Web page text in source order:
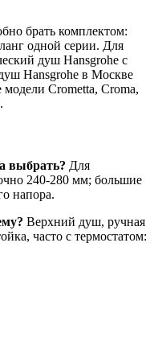
брать комплектом:
одной серии. Для
душ Hansgrohe с
Hansgrohe в Москве
Crometta, Croma,
выбрать? Для
240-280 мм; большие
напора.
Верхний душ, ручная
часто с термостатом: